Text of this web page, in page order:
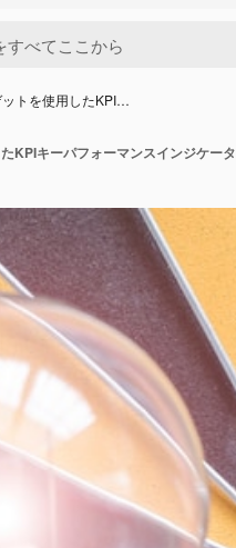
トを使用したKPI…
KPIキーパフォーマンスインジケータ